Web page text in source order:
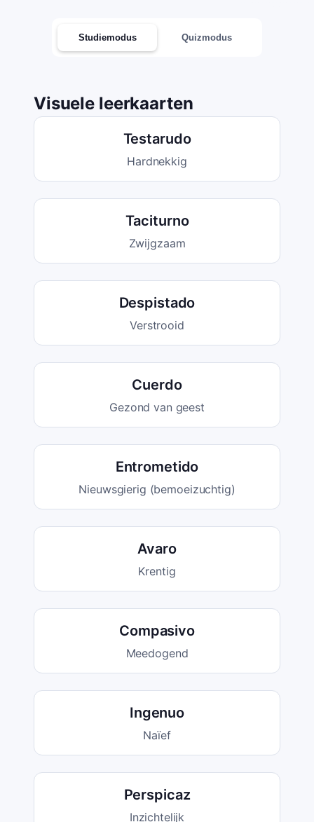
Studiemodus Quizmodus
Visuele leerkaarten
Testarudo
Hardnekkig
Taciturno
Zwijgzaam
Despistado
Verstrooid
Cuerdo
Gezond van geest
Entrometido
Nieuwsgierig (bemoeizuchtig)
Avaro
Krentig
Compasivo
Meedogend
Ingenuo
Naïef
Perspicaz
Inzichtelijk